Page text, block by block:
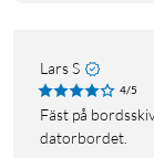
Lars S
4/5
Fäst på bordsskiva eller bordskant för att samla kablarna runt
datorbordet.